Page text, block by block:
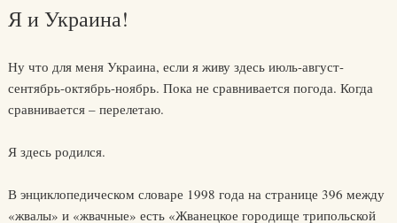
Я и Украина!
Ну что для меня Украина, если я живу здесь июль-август-
сентябрь-октябрь-ноябрь. Пока не сравнивается погода. Когда
сравнивается – перелетаю.
Я здесь родился.
В энциклопедическом словаре 1998 года на странице 396 между
«жвалы» и «жвачные» есть «Жванецкое городище трипольской